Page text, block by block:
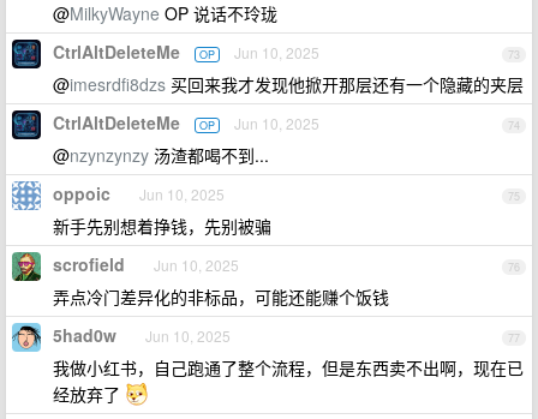
@MilkyWayne OP 说话不玲珑
73
CtrlAltDeleteMe OP Jun 10, 2025
@imesrdfi8dzs 买回来我才发现他掀开那层还有一个隐藏的夹层
74
CtrlAltDeleteMe OP Jun 10, 2025
@nzynzynzy 汤渣都喝不到...
75
oppoic Jun 10, 2025
新手先别想着挣钱，先别被骗
76
scrofield Jun 10, 2025
弄点冷门差异化的非标品，可能还能赚个饭钱
77
5had0w Jun 10, 2025
我做小红书，自己跑通了整个流程，但是东西卖不出啊，现在已
经放弃了